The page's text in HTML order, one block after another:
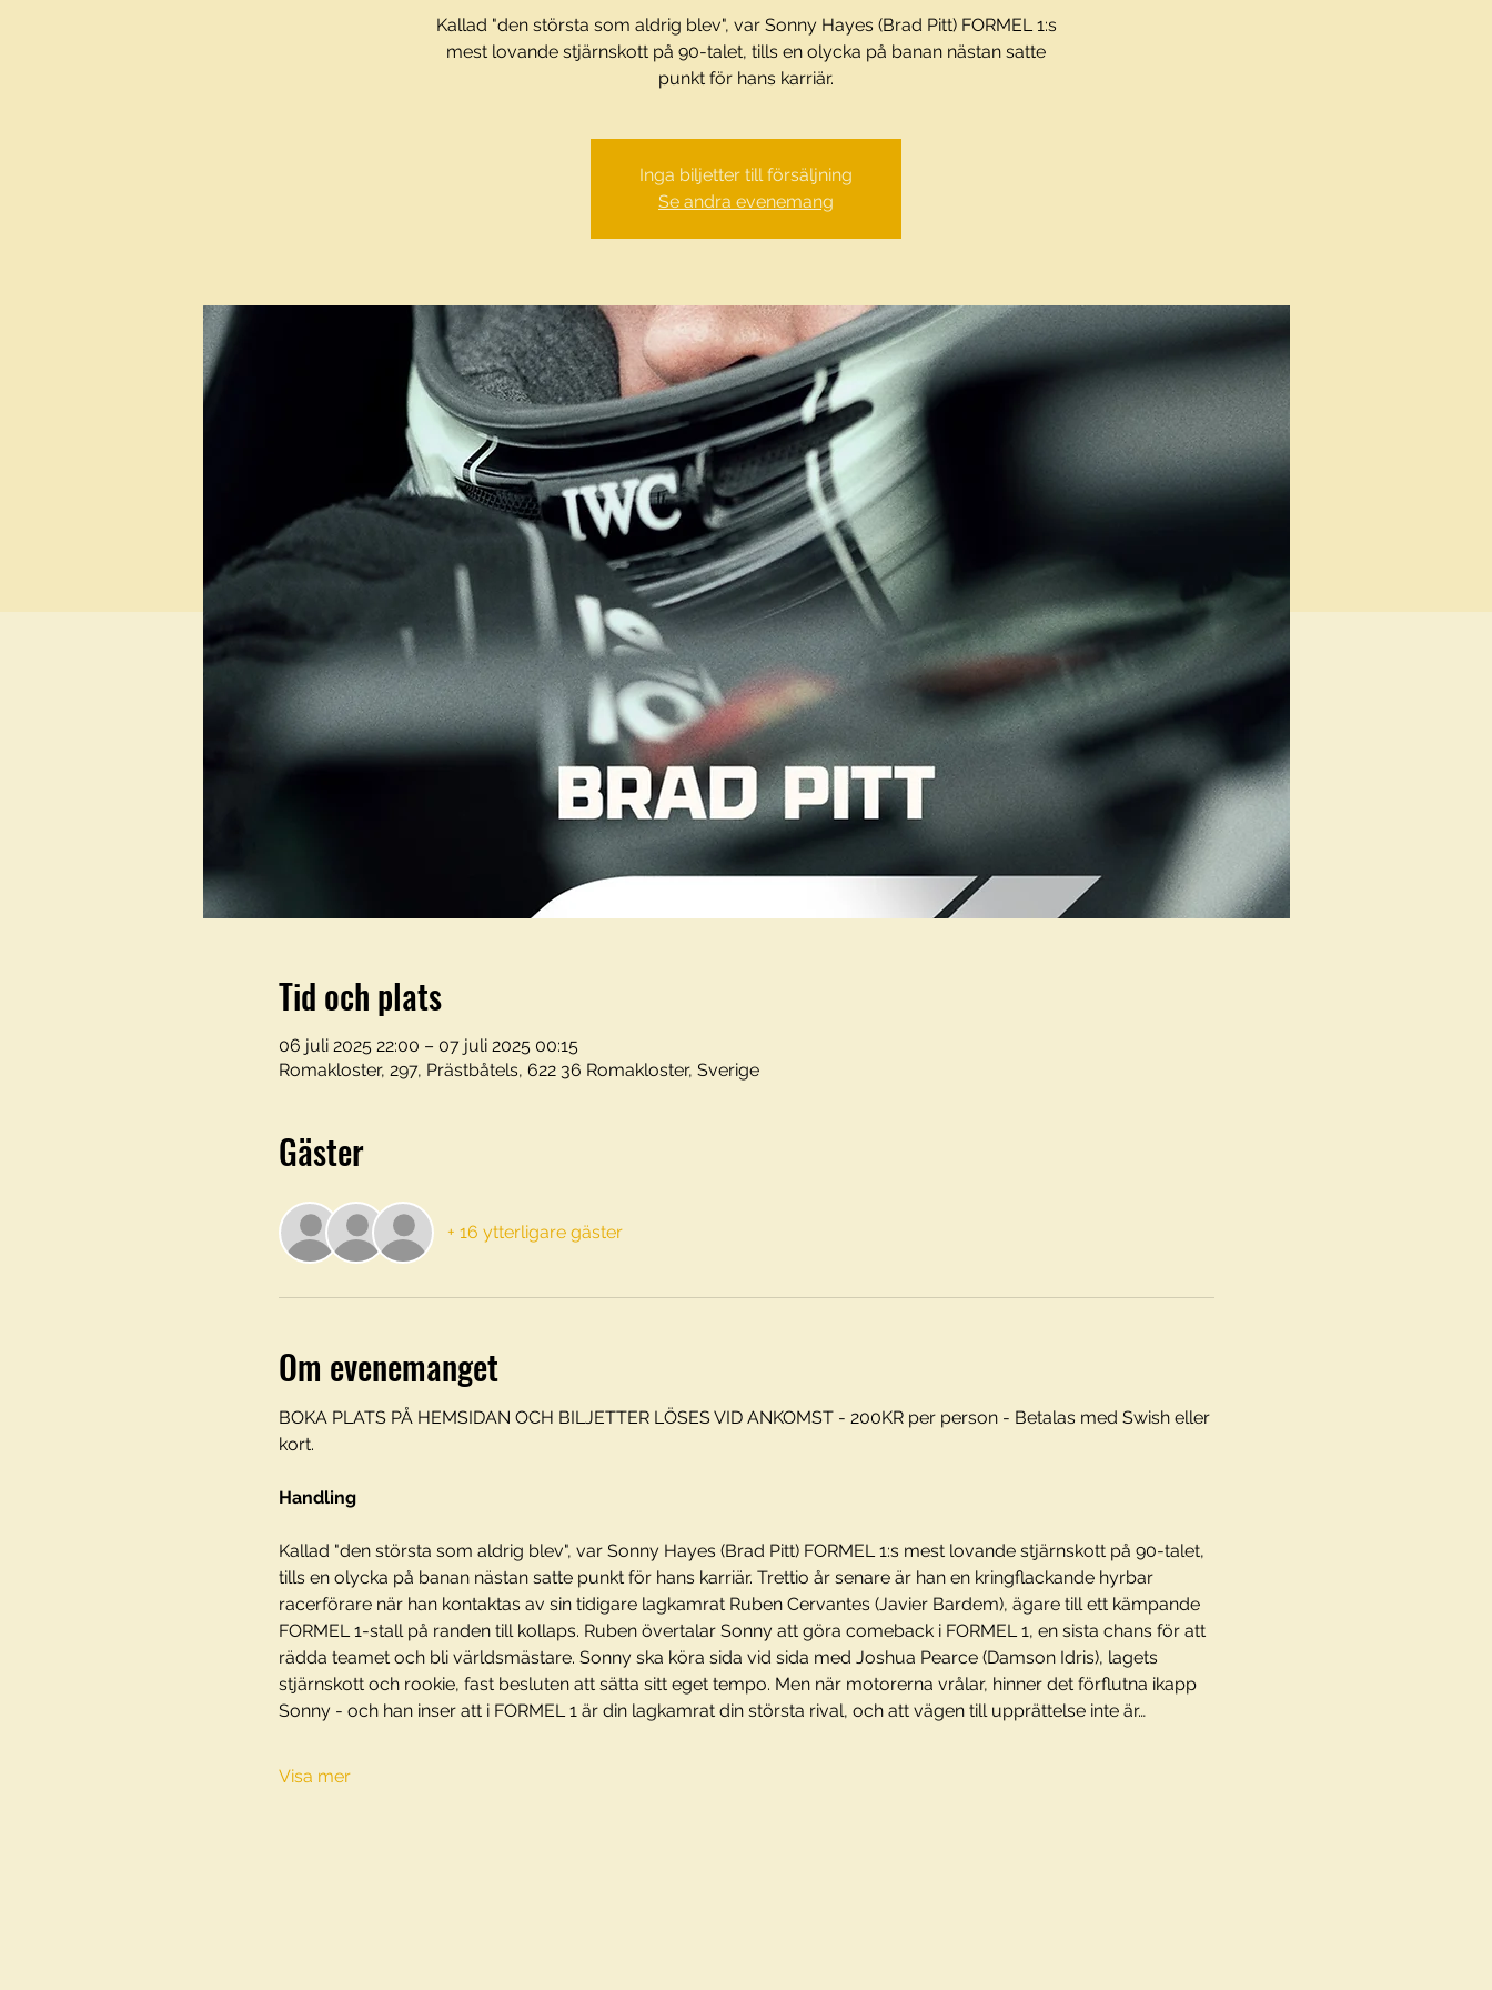
Kallad "den största som aldrig blev", var Sonny Hayes (Brad Pitt) FORMEL 1:s
mest lovande stjärnskott på 90-talet, tills en olycka på banan nästan satte
punkt för hans karriär.
Inga biljetter till försäljning
Se andra evenemang
Tid och plats
06 juli 2025 22:00 – 07 juli 2025 00:15
Romakloster, 297, Prästbåtels, 622 36 Romakloster, Sverige
Gäster
+ 16 ytterligare gäster
Om evenemanget
BOKA PLATS PÅ HEMSIDAN OCH BILJETTER LÖSES VID ANKOMST - 200KR per person - Betalas med Swish eller
kort.
Handling
Kallad "den största som aldrig blev", var Sonny Hayes (Brad Pitt) FORMEL 1:s mest lovande stjärnskott på 90-talet,
tills en olycka på banan nästan satte punkt för hans karriär. Trettio år senare är han en kringflackande hyrbar
racerförare när han kontaktas av sin tidigare lagkamrat Ruben Cervantes (Javier Bardem), ägare till ett kämpande
FORMEL 1-stall på randen till kollaps. Ruben övertalar Sonny att göra comeback i FORMEL 1, en sista chans för att
rädda teamet och bli världsmästare. Sonny ska köra sida vid sida med Joshua Pearce (Damson Idris), lagets
stjärnskott och rookie, fast besluten att sätta sitt eget tempo. Men när motorerna vrålar, hinner det förflutna ikapp
Sonny - och han inser att i FORMEL 1 är din lagkamrat din största rival, och att vägen till upprättelse inte är…
Visa mer